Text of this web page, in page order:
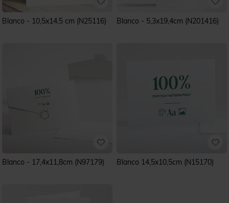
Blanco - 10,5x14,5 cm (N25116) Blanco - 5,3x19,4cm (N201416)
Blanco - 17,4x11,8cm (N97179) Blanco 14,5x10,5cm (N15170)